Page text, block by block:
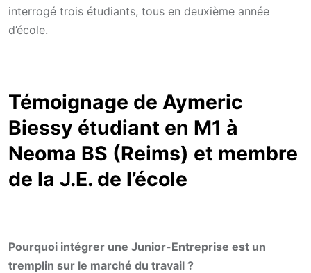
interrogé trois étudiants, tous en deuxième année
d’école.
Témoignage de Aymeric
Biessy étudiant en M1 à
Neoma BS (Reims) et membre
de la J.E. de l’école
Pourquoi intégrer une Junior-Entreprise est un
tremplin sur le marché du travail ?